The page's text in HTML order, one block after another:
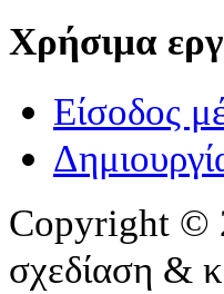
Χρήσιμα
Είσοδος
Copyright
σχεδίαση &